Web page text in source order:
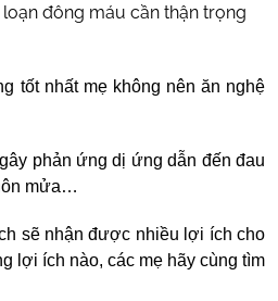
đông máu cần thận trọng
tốt nhất mẹ không nên ăn nghệ
phản ứng dị ứng dẫn đến đau
mửa…
sẽ nhận được nhiều lợi ích cho
lợi ích nào, các mẹ hãy cùng tìm